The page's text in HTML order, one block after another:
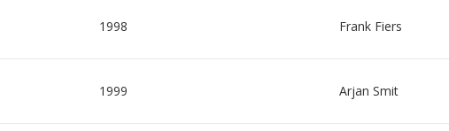
1998 Frank Fiers
1999 Arjan Smit